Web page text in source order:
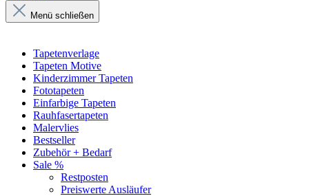
Menü schließen
Tapetenverlage
Tapeten Motive
Kinderzimmer Tapeten
Fototapeten
Einfarbige Tapeten
Rauhfasertapeten
Malervlies
Bestseller
Zubehör + Bedarf
Sale %
Restposten
Preiswerte Ausläufer